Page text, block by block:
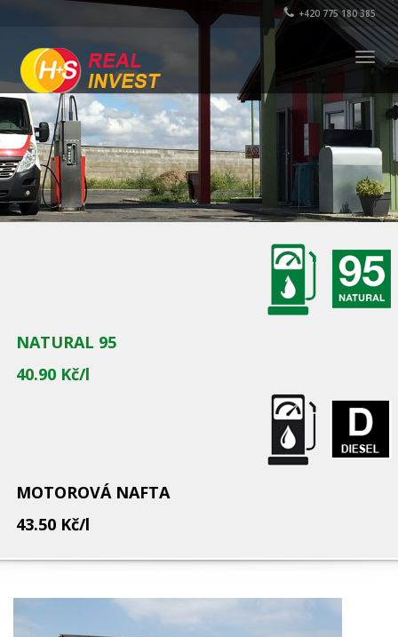
+420 775 180 385
NATURAL 95
40.90 Kč/l
MOTOROVÁ NAFTA
43.50 Kč/l